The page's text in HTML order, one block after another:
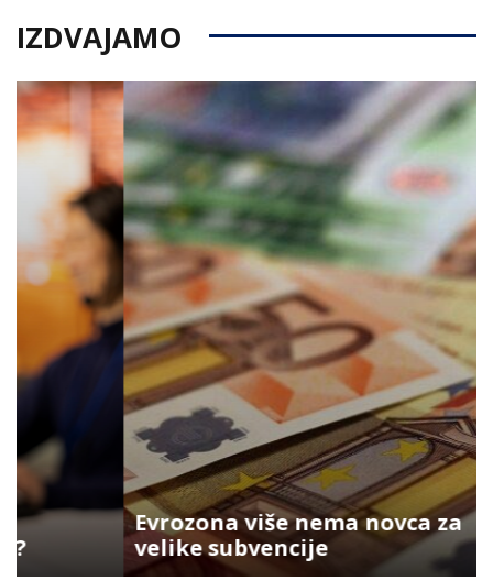
IZDVAJAMO
Evrozona više nema novca za
velike subvencije